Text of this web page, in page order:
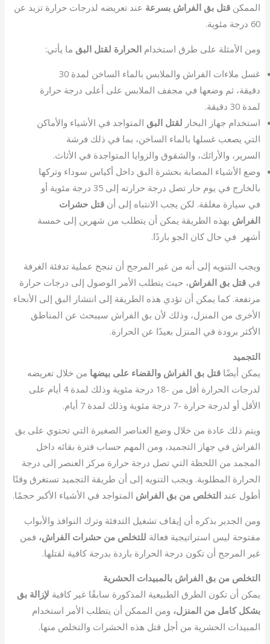
الممكن قتل بق الفراش بسرعة عند تعريضه لدرجات حرارة تزيد عن
60 درجة مئوية.
ومن الأمثلة على طرق استخدام الحرارة لقتل البق ما يأتي:
غسل ملاءات الفراش والملابس بالماء الساخن لمدة 30
دقيقة، ثم وضعها في مجفف الملابس على أعلى درجة حرارة
لمدة 30 دقيقة.
استخدام جهاز البخار لقتل البق المتواجد في الأشياء والأماكن
التي يصعب غسلها بالماء الساخن، بما في ذلك فرشة
السرير، والأرائك، والشقوق والزوايا المتواجدة في الأثاث.
وضع الأشياء المصابة بحشرة البق داخل أكياس سوداء وتركها
بالخارج في يوم حار تصل درجة حرارته إلى 35 درجة مئوية أو
في سيارة مغلقة. لكن يجب الانتباه إلى أن قتل حشرات
الفراش بهذه الطريقة يمكن أن يتطلب من شهرين إلى خمسة
أشهر في حال كان الجو باردًا.
ويجب التنويه إلى أنه من غير المرجح أن تنجح عملية تدفئة الغرفة
في قتل بق الفراش، حيث يتطلب الأمر الوصول إلى درجات حرارة
مرتفعة. كما يمكن أن تؤدي هذه الطريقة إلى انتشار البق إلى الأنحاء
الأخرى من المنزل، وذلك لأن بق الفراش سيبحث عن المناطق
الأكثر برودة في المنزل بعيدًا عن الحرارة.
التجميد
يمكن أيضًا قتل بق الفراش والقضاء على بيضها من خلال تعريضه
لدرجات الحرارة أقل من -18 درجة مئوية وذلك لمدة 4 أيام على
الأقل أو لدرجة حرارة -7 درجة مئوية وذلك لمدة 7 أيام.
ويتم ذلك عادة من خلال وضع العناصر الصغيرة التي تحتوي على بق
الفراش في جهاز التجميد، ومن المهم حساب فترة بقائه داخل
المجمد من اللحظة التي تصل درجة حرارة مركز العنصر إلى درجة
الحرارة المطلوبة. ويجب التنويه إلى أن طريقة التجميد تستغرق وقتًا
أطول عند التخلص من بق الفراش المتواجد في الأشياء الأكبر حجمًا.
ومن الجدير بذكره أن إيقاف تشغيل التدفئة وترك النوافذ والأبواب
مفتوحة ليس استراتيجية فعالة للتخلص من حشرات الفراش، فمن
غير المرجح أن تكون درجة الحرارة باردة بدرجة كافية لقتلها.
التخلص من بق الفراش بالمبيدات الحشرية
يمكن أن تكون الطرق الطبيعية المذكورة سابقًا غير كافية لإزالة بق
بشكل كامل من المنزل، ومن الممكن أن يتطلب الأمر استخدام
المبيدات الحشرية من أجل قتل هذه الحشرات والتخلص منها.